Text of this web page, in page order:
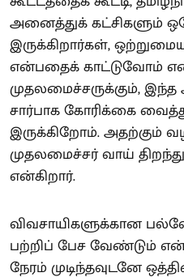
அனைத்துக் கட்சிகளும்
இருக்கிறார்கள்,
என்பதைக் காட்டுவோம்
முதலமைச்சருக்கும், இந்த
சார்பாக கோரிக்கை
இருக்கிறோம். அதற்கும்
முதலமைச்சர் வாய்
என்கிறார்.
விவசாயிகளுக்கான
பற்றிப் பேச வேண்டும்
நேரம் முடிந்தவுடனே